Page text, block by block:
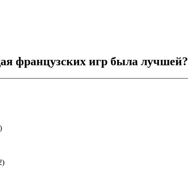
французских игр была лучшей?